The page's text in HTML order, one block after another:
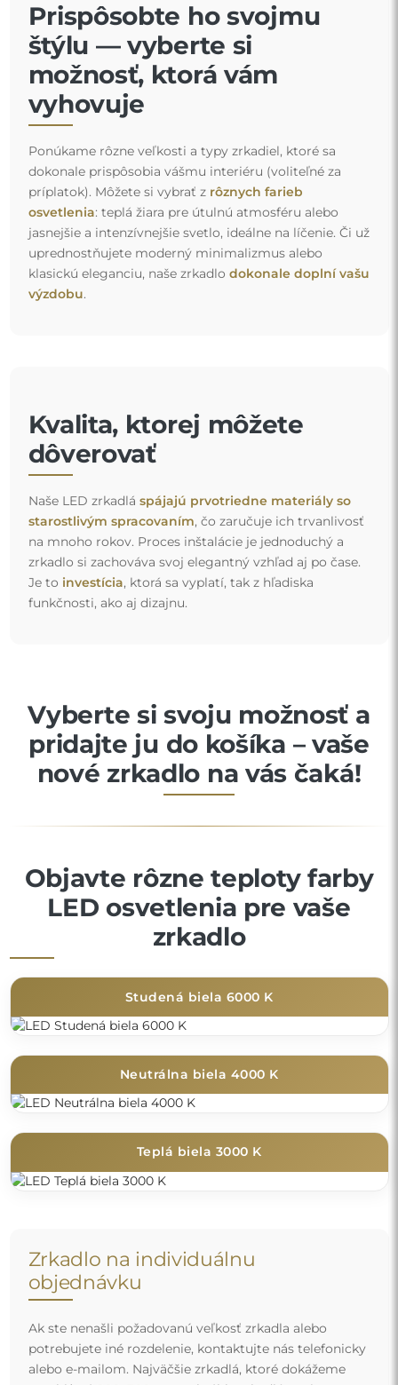
Prispôsobte ho svojmu
štýlu — vyberte si
možnosť, ktorá vám
vyhovuje
Ponúkame rôzne veľkosti a typy zrkadiel, ktoré sa
dokonale prispôsobia vášmu interiéru (voliteľné za
príplatok). Môžete si vybrať z rôznych farieb
osvetlenia: teplá žiara pre útulnú atmosféru alebo
jasnejšie a intenzívnejšie svetlo, ideálne na líčenie. Či už
uprednostňujete moderný minimalizmus alebo
klasickú eleganciu, naše zrkadlo dokonale doplní vašu
výzdobu.
Kvalita, ktorej môžete
dôverovať
Naše LED zrkadlá spájajú prvotriedne materiály so
starostlivým spracovaním, čo zaručuje ich trvanlivosť
na mnoho rokov. Proces inštalácie je jednoduchý a
zrkadlo si zachováva svoj elegantný vzhľad aj po čase.
Je to investícia, ktorá sa vyplatí, tak z hľadiska
funkčnosti, ako aj dizajnu.
Vyberte si svoju možnosť a
pridajte ju do košíka – vaše
nové zrkadlo na vás čaká!
Objavte rôzne teploty farby
LED osvetlenia pre vaše
zrkadlo
Studená biela 6000 K
Neutrálna biela 4000 K
Teplá biela 3000 K
Zrkadlo na individuálnu
objednávku
Ak ste nenašli požadovanú veľkosť zrkadla alebo
potrebujete iné rozdelenie, kontaktujte nás telefonicky
alebo e-mailom. Najväčšie zrkadlá, ktoré dokážeme